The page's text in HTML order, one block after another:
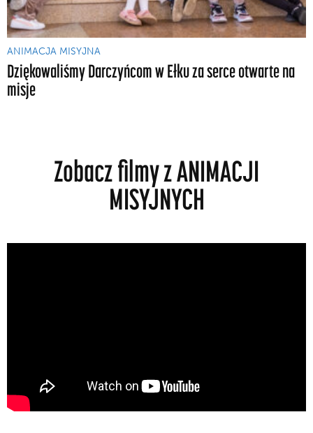
ANIMACJA MISYJNA
Dziękowaliśmy Darczyńcom w Ełku za serce otwarte na
misje
Zobacz filmy z ANIMACJI
MISYJNYCH